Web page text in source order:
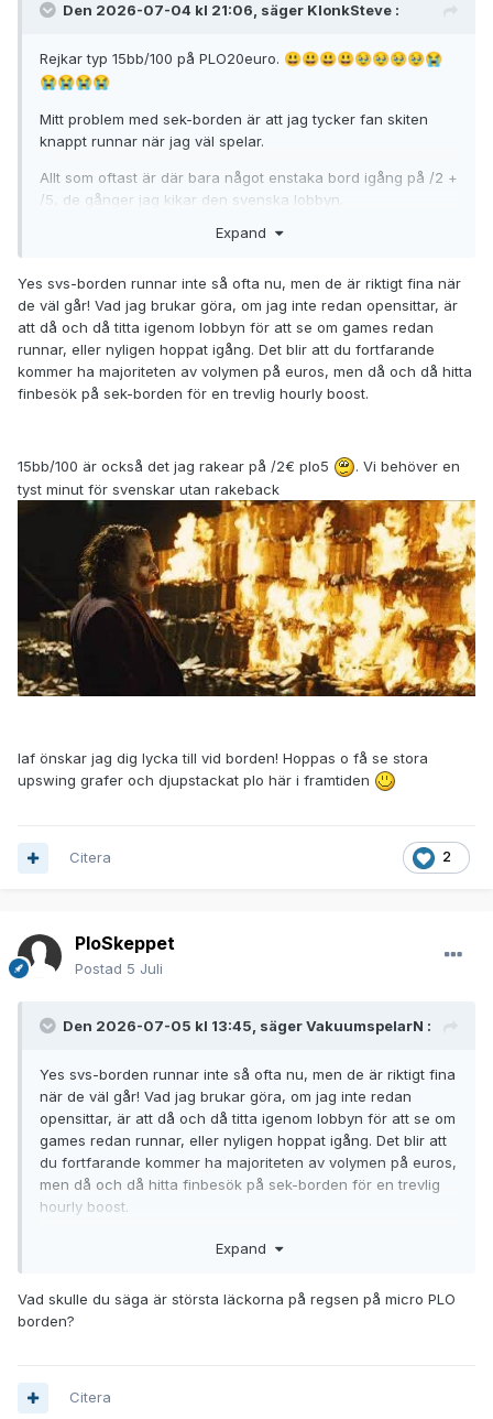
Den 2026-07-04 kl 21:06, säger KlonkSteve :
Rejkar typ 15bb/100 på PLO20euro. 😃😃😃😃🥹🥹🥹🥹😭
😭😭😭😭
Mitt problem med sek-borden är att jag tycker fan skiten
knappt runnar när jag väl spelar.
Allt som oftast är där bara något enstaka bord igång på /2 +
/5, de gånger jag kikar den svenska lobbyn.
Men fair argument, rejken är ju en stor del av ens WR, så
PLO20euro har dock riktigt fint värde så länge man sköter
sig gällande table selection och tidpunkt för när man spelar.
Tycker jag ofta kan ha 2-3 riktigt bra firrar per bord(iaf när
det är som bäst, vilket känns förhållandevis oftandå).
När jag väl fått in lite volym ska det bli intressant att se
Expand
Yes svs-borden runnar inte så ofta nu, men de är riktigt fina när
de väl går! Vad jag brukar göra, om jag inte redan opensittar, är
att då och då titta igenom lobbyn för att se om games redan
runnar, eller nyligen hoppat igång. Det blir att du fortfarande
kommer ha majoriteten av volymen på euros, men då och då hitta
finbesök på sek-borden för en trevlig hourly boost.
15bb/100 är också det jag rakear på /2€ plo5
. Vi behöver en
tyst minut för svenskar utan rakeback
Iaf önskar jag dig lycka till vid borden! Hoppas o få se stora
upswing grafer och djupstackat plo här i framtiden
2
Citera
PloSkeppet
Postad 5 Juli
Den 2026-07-05 kl 13:45, sägerVakuumspelarN :
Yes svs-borden runnar inte så ofta nu, men de är riktigt fina
när de väl går! Vad jag brukar göra, om jag inte redan
opensittar, är att då och då titta igenom lobbyn för att se om
games redan runnar, eller nyligen hoppat igång. Det blir att
du fortfarande kommer ha majoriteten av volymen på euros,
men då och då hitta finbesök på sek-borden för en trevlig
hourly boost.
behöver en tyst minut för svenskar utan rakeback
Expand
Vad skulle du säga är största läckorna på regsen på micro PLO
borden?
Citera